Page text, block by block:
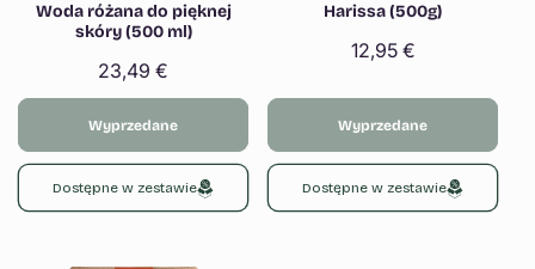
Woda różana do pięknej
skóry (500 ml)
Cena
regularna
23,49 €
Wyprzedane
Dostępne w zestawie
Harissa (500g)
Cena
12,95 €
Wyprzedane
Dostępne w zestawie